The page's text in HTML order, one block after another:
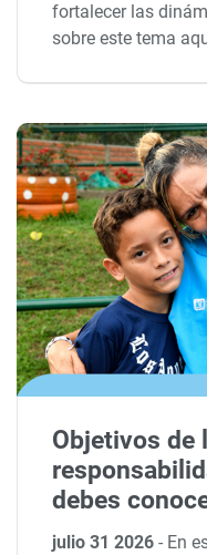
fortalecer las
sobre este tema
Objetivos de
debes
julio 31 2026- En